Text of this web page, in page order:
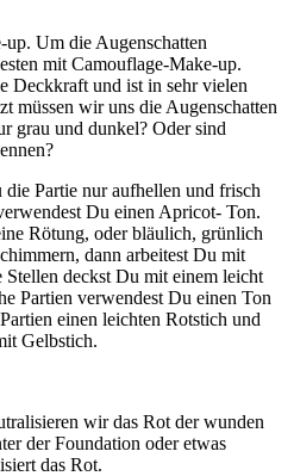
Um die Augenschatten
mit Camouflage-Make-up.
Deckkraft und ist in sehr vielen
müssen wir uns die Augenschatten
grau und dunkel? Oder sind
Partie nur aufhellen und frisch
Du einen Apricot- Ton.
Rötung, oder bläulich, grünlich
dann arbeitest Du mit
deckst Du mit einem leicht
Partien verwendest Du einen Ton
einen leichten Rotstich und
Gelbstich.
wir das Rot der wunden
der Foundation oder etwas
das Rot.